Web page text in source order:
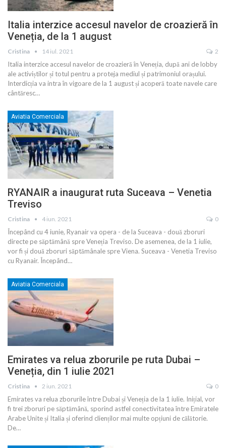
Italia interzice accesul navelor de croazieră în
Veneția, de la 1 august
Cristina 14 iul. 2021 2
Italia interzice accesul navelor de croazieră în Veneția, după ani de lobby
ale activiștilor și totul pentru a proteja mediul și patrimoniul orașului.
Interdicția va intra în vigoare de la 1 august și acoperă toate navele care
cântăresc…
Aviatia Comerciala
RYANAIR a inaugurat ruta Suceava – Venetia
Treviso
Cristina 4 iun. 2021 0
Începând cu 4 iunie, Ryanair va opera - de la Suceava - două zboruri
directe pe săptămână spre Veneția Treviso. De asemenea, de la 1 iulie,
vor fi și două zboruri săptămânale spre Viena. Suceava - Venetia Treviso
cu Ryanair. Începând…
Aviatia Comerciala
Emirates va relua zborurile pe ruta Dubai –
Veneția, din 1 iulie 2021
Cristina 2 iun. 2021 0
Emirates va relua zborurile între Dubai și Veneția de la 1 iulie. Inițial, vor
fi trei zboruri pe săptămână, sporind astfel conectivitatea între Emiratele
Arabe Unite și Italia și oferind clienților mai multe opțiuni de călătorie.
De…